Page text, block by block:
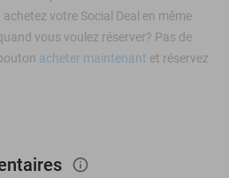
votre Social Deal en même
vous voulez réserver? Pas de
acheter maintenant et réservez
info_outlined